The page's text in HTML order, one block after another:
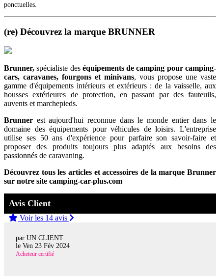
ponctuelles.
(re) Découvrez la marque BRUNNER
Brunner, spécialiste des équipements de camping pour camping-
cars, caravanes, fourgons et minivans, vous propose une vaste
gamme d'équipements intérieurs et extérieurs : de la vaisselle, aux
housses extérieures de protection, en passant par des fauteuils,
auvents et marchepieds.
Brunner est aujourd'hui reconnue dans le monde entier dans le
domaine des équipements pour véhicules de loisirs. L'entreprise
utilise ses 50 ans d'expérience pour parfaire son savoir-faire et
proposer des produits toujours plus adaptés aux besoins des
passionnés de caravaning.
Découvrez tous les articles et accessoires de la marque Brunner
sur notre site camping-car-plus.com
Avis Client
Voir les 14 avis
par UN CLIENT
le Ven 23 Fév 2024
Acheteur certifié